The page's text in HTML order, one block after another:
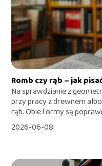
Romb czy rąb – jak
Na sprawdzianie z
przy pracy z drewnem
rąb. Obie formy są
2026-06-08